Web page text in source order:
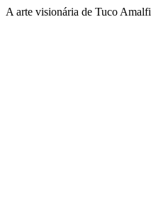
A arte visionária de Tuco Amalfi